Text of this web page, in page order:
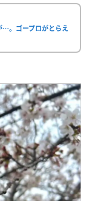
…。ゴープロがとらえ